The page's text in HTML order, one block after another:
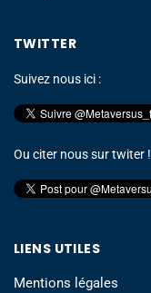
TWITTER
Suivez nous ici :
Ou citer nous sur twiter !
LIENS UTILES
Mentions légales